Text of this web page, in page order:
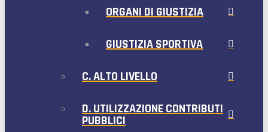
ORGANI DI GIUSTIZIA
GIUSTIZIA SPORTIVA
C. ALTO LIVELLO
D. UTILIZZAZIONE CONTRIBUTI
PUBBLICI